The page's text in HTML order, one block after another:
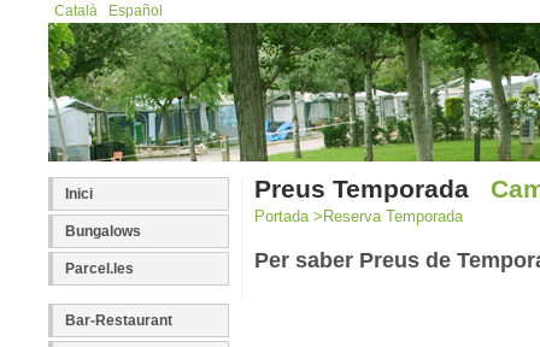
Català Español
Inici
Bungalows
Parcel.les
Bar-Restaurant
Preus Temporada
Portada > Reserva Temporada
Per saber Preus de